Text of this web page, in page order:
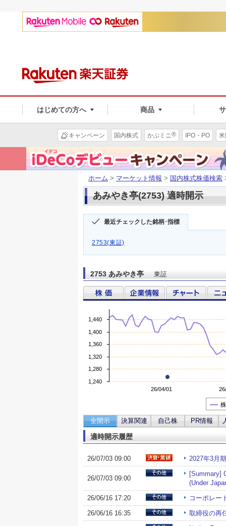
はじめての方へ 商品
キャンペーン 国内株式 かぶミニ® IPO・PO
ホーム > マーケット情報 > 国内株式株価検索
あみやき亭(2753) 適時開示
最近チェックした銘柄･指標
2753(東証)
2753 あみやき亭 東証